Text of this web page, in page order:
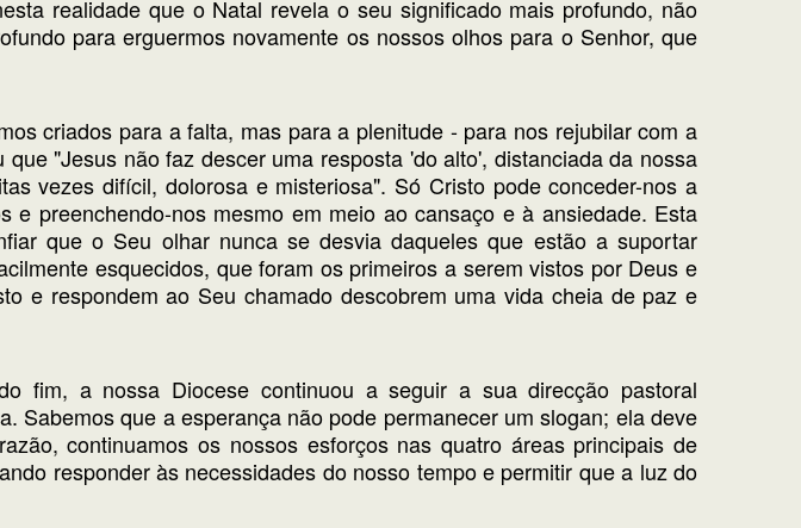
realidade que o Natal revela o seu significado mais profundo, não
para erguermos novamente os nossos olhos para o Senhor, que
criados para a falta, mas para a plenitude - para nos rejubilar com a
"Jesus não faz descer uma resposta 'do alto', distanciada da nossa
vezes difícil, dolorosa e misteriosa". Só Cristo pode conceder-nos a
preenchendo-nos mesmo em meio ao cansaço e à ansiedade. Esta
que o Seu olhar nunca se desvia daqueles que estão a suportar
esquecidos, que foram os primeiros a serem vistos por Deus e
e respondem ao Seu chamado descobrem uma vida cheia de paz e
fim, a nossa Diocese continuou a seguir a sua direcção pastoral
Sabemos que a esperança não pode permanecer um slogan; ela deve
continuamos os nossos esforços nas quatro áreas principais de
responder às necessidades do nosso tempo e permitir que a luz do